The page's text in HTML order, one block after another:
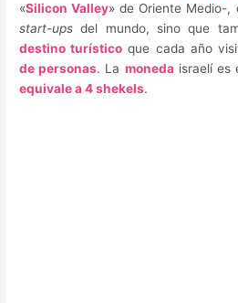
«Silicon Valley» de Oriente Medio-
start-ups del mundo, sino que
destino turístico que cada año
de personas. La monedaisraelí es
equivale a 4 shekels.